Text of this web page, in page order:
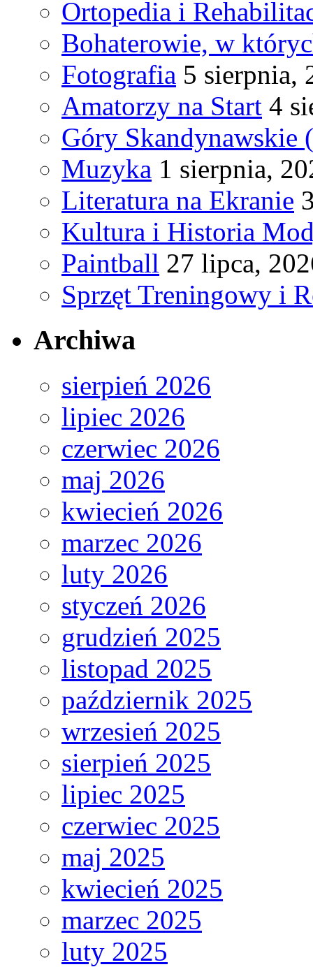
Ortopedia i
Bohaterowie, w
Fotografia 5 sierpnia,
Amatorzy na Start 4
Góry Skandynawskie
Muzyka 1 sierpnia,
Literatura na Ekranie
Kultura i Historia
Paintball 27 lipca,
Sprzęt Treningowy i
Archiwa
sierpień 2026
lipiec 2026
czerwiec 2026
maj 2026
kwiecień 2026
marzec 2026
luty 2026
styczeń 2026
grudzień 2025
listopad 2025
październik 2025
wrzesień 2025
sierpień 2025
lipiec 2025
czerwiec 2025
maj 2025
kwiecień 2025
marzec 2025
luty 2025